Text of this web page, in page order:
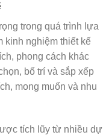
trong quá trình lựa
kinh nghiệm thiết kế
phong cách khác
bố trí và sắp xếp
mong muốn và nhu
tích lũy từ nhiều dự